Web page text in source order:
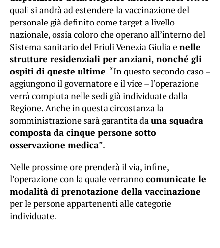
quali si andrà ad estendere la vaccinazione del
personale già definito come target a livello
nazionale, ossia coloro che operano all’interno del
Sistema sanitario del Friuli Venezia Giulia enelle
strutture residenziali per anziani, nonché gli
ospiti di queste ultime. “In questo secondo caso –
aggiungono il governatore e il vice – l’operazione
verrà compiuta nelle sedi già individuate dalla
Regione. Anche in questa circostanza la
somministrazione sarà garantita dauna squadra
composta da cinque persone sotto
osservazione medica”.
Nelle prossime ore prenderà il via, infine,
l’operazione con la quale verrannocomunicate le
modalità di prenotazione della vaccinazione
per le persone appartenenti alle categorie
individuate.